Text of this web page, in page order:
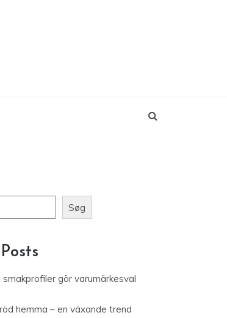
Søg
smakprofiler gör varumärkesval
hemma – en växande trend